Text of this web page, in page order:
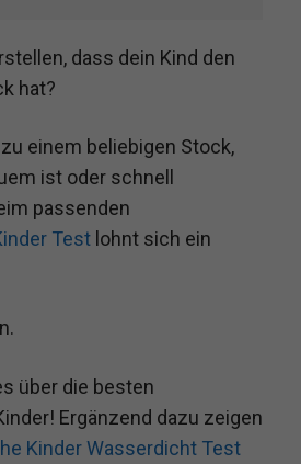
dass dein Kind den
hat?
einem beliebigen Stock,
ist oder schnell
passenden
Test lohnt sich ein
über die besten
Ergänzend dazu zeigen
Kinder Wasserdicht Test